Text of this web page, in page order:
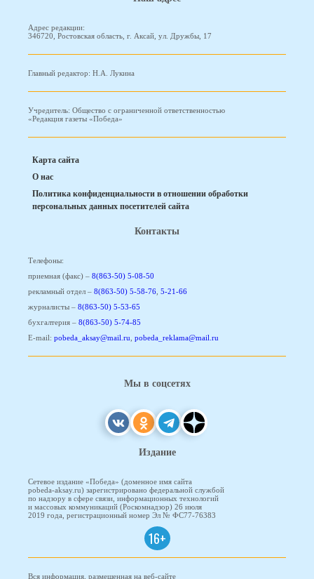
Адрес редакции:
346720, Ростовская область, г. Аксай, ул. Дружбы, 17
Главный редактор: Н.А. Лукина
Учредитель: Общество с ограниченной ответственностью
«Редакция газеты «Победа»
Карта сайта
О нас
Политика конфиденциальности в отношении обработки
персональных данных посетителей сайта
Контакты
Телефоны:
приемная (факс) – 8(863-50) 5-08-50
рекламный отдел – 8(863-50) 5-58-76, 5-21-66
журналисты – 8(863-50) 5-53-65
бухгалтерия – 8(863-50) 5-74-85
E-mail: pobeda_aksay@mail.ru, pobeda_reklama@mail.ru
Мы в соцсетях
Издание
Сетевое издание «Победа» (доменное имя сайта
pobeda-aksay.ru) зарегистрировано федеральной службой
по надзору в сфере связи, информационных технологий
и массовых коммуникаций (Роскомнадзор) 26 июля
2019 года, регистрационный номер Эл № ФС77-76383
16+
Вся информация, размещенная на веб-сайте